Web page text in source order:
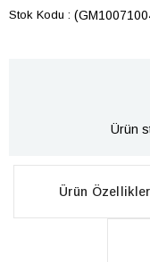
Stok Kodu
Ürün
Ürün